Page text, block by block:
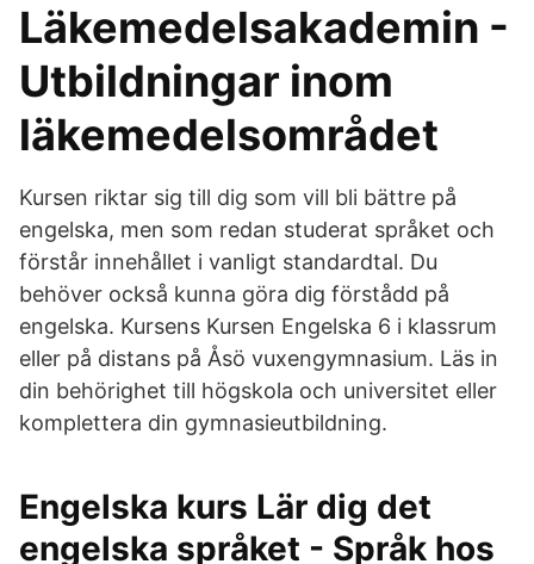
Läkemedelsakademin -
Utbildningar inom
läkemedelsområdet
Kursen riktar sig till dig som vill bli bättre på
engelska, men som redan studerat språket och
förstår innehållet i vanligt standardtal. Du
behöver också kunna göra dig förstådd på
engelska. Kursens Kursen Engelska 6 i klassrum
eller på distans på Åsö vuxengymnasium. Läs in
din behörighet till högskola och universitet eller
komplettera din gymnasieutbildning.
Engelska kurs Lär dig det
engelska språket - Språk hos